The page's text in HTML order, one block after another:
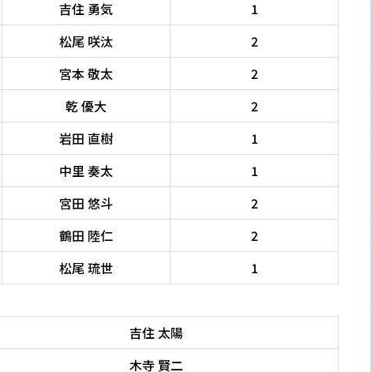
吉住 勇気
1
松尾 咲汰
2
宮本 敬太
2
乾 優大
2
岩田 直樹
1
中里 奏太
1
宮田 悠斗
2
鶴田 陸仁
2
松尾 琉世 1
吉住 太陽
木寺 賢二